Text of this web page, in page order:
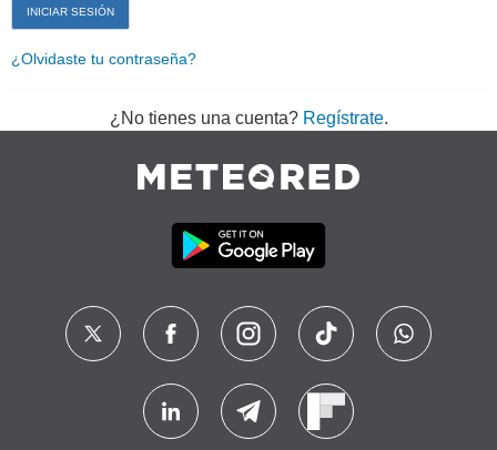
¿Olvidaste tu contraseña?
¿No tienes una cuenta? Regístrate.